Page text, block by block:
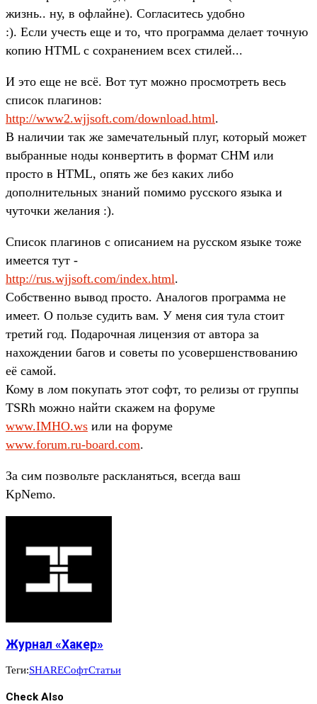
жизнь.. ну, в офлайне). Согласитесь удобно
:). Если учесть еще и то, что программа делает точную
копию HTML с сохранением всех стилей...
И это еще не всё. Вот тут можно просмотреть весь
список плагинов:
http://www2.wjjsoft.com/download.html.
В наличии так же замечательный плуг, который может
выбранные ноды конвертить в формат CHM или
просто в HTML, опять же без каких либо
дополнительных знаний помимо русского языка и
чуточки желания :).
Список плагинов с описанием на русском языке тоже
имеется тут -
http://rus.wjjsoft.com/index.html.
Собственно вывод просто. Аналогов программа не
имеет. О пользе судить вам. У меня сия тула стоит
третий год. Подарочная лицензия от автора за
нахождении багов и советы по усовершенствованию
её самой.
Кому в лом покупать этот софт, то релизы от группы
TSRh можно найти скажем на форуме
www.IMHO.ws или на форуме
www.forum.ru-board.com.
За сим позвольте раскланяться, всегда ваш
KpNemo.
Журнал «Хакер»
Теги:SHAREСофтСтатьи
Check Also